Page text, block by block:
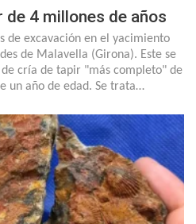
de 4 millones de años
de excavación en el yacimiento
de Malavella (Girona). Este se
cría de tapir "más completo" de
un año de edad. Se trata…